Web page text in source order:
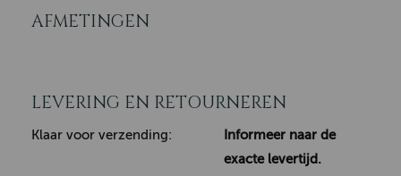
AFMETINGEN
LEVERING EN RETOURNEREN
Klaar voor verzending:
Informeer naar de
exacte levertijd.